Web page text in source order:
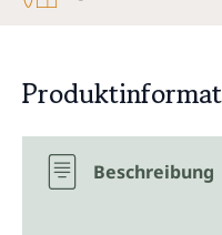
Beschreibung